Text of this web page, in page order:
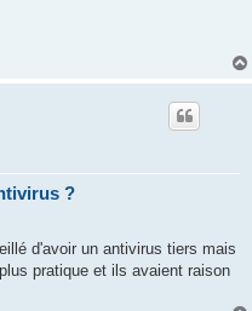
?
d'avoir un antivirus tiers mais
pratique et ils avaient raison